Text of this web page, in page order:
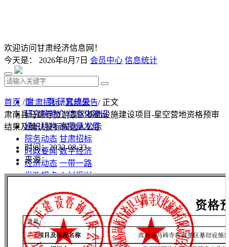
欢迎访问甘肃经济信息网！
今天是： 2026年8月7日 会员中心 信息统计
首 页 研究成果
研究院简介 信息化建设
组织机构 高质量发展
院务动态 甘肃招标
时政要闻 数字经济
经济动态 一带一路
发改视点 乡村振兴
监测预测 文库下载
首页 /甘肃招标/其他公告/ 正文
肃南县马蹄寺旅游景区基础设施建设项目-星空营地资格预审
结果及确认投标候选人公示
时间：2022-08-23
来源：